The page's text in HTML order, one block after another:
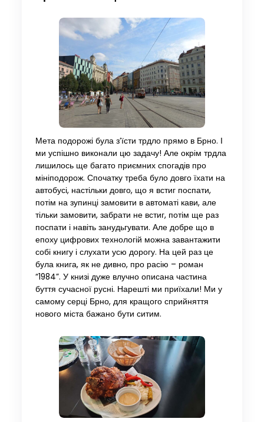
Мета подорожі була з’їсти трдло прямо в Брно. І
ми успішно виконали цю задачу! Але окрім трдла
лишилось ще багато приємних спогадів про
мініподорож. Спочатку треба було довго їхати на
автобусі, настільки довго, що я встиг поспати,
потім на зупинці замовити в автоматі кави, але
тільки замовити, забрати не встиг, потім ще раз
поспати і навіть занудьгувати. Але добре що в
епоху цифрових технологій можна завантажити
собі книгу і слухати усю дорогу. На цей раз це
була книга, як не дивно, про расію – роман
“1984”. У книзі дуже влучно описана частина
буття сучасної русні. Нарешті ми приїхали! Ми у
самому серці Брно, для кращого сприйняття
нового міста бажано бути ситим.